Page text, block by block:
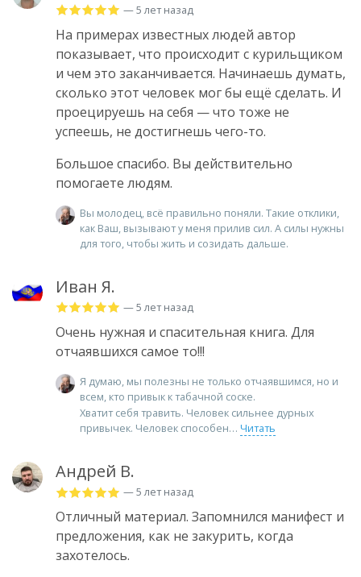
— 5 лет назад
На примерах известных людей автор
показывает, что происходит с курильщиком
и чем это заканчивается. Начинаешь думать,
сколько этот человек мог бы ещё сделать. И
проецируешь на себя — что тоже не
успеешь, не достигнешь чего-то.
Большое спасибо. Вы действительно
помогаете людям.
Вы молодец, всё правильно поняли. Такие отклики,
как Ваш, вызывают у меня прилив сил. А силы нужны
для того, чтобы жить и созидать дальше.
Иван Я.
— 5 лет назад
Очень нужная и спасительная книга. Для
отчаявшихся самое то!!!
Я думаю, мы полезны не только отчаявшимся, но и
всем, кто привык к табачной соске.
Хватит себя травить. Человек сильнее дурных
привычек. Человек способен
Читать
Андрей В.
— 5 лет назад
Отличный материал. Запомнился манифест и
предложения, как не закурить, когда
захотелось.